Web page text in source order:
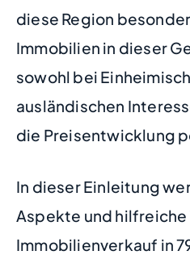
diese Region
Immobilien in dieser
sowohl bei
ausländischen
die Preisentwicklung
In dieser Einleitung
Aspekte und hilfreiche
Immobilienverkauf in